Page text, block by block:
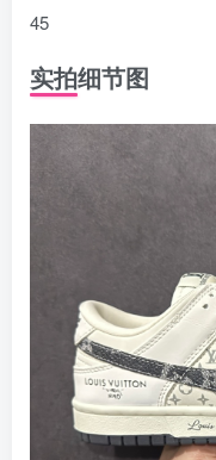
45
实拍细节图